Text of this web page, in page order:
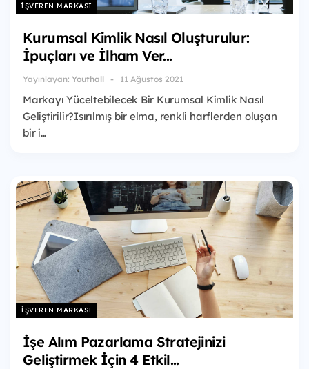
İŞVEREN MARKASI
Kurumsal Kimlik Nasıl Oluşturulur:
İpuçları ve İlham Ver...
Yayınlayan: Youthall 11 Ağustos 2021
Markayı Yüceltebilecek Bir Kurumsal Kimlik Nasıl
Geliştirilir?Isırılmış bir elma, renkli harflerden oluşan
bir i...
İŞVEREN MARKASI
İşe Alım Pazarlama Stratejinizi
Geliştirmek İçin 4 Etkil...